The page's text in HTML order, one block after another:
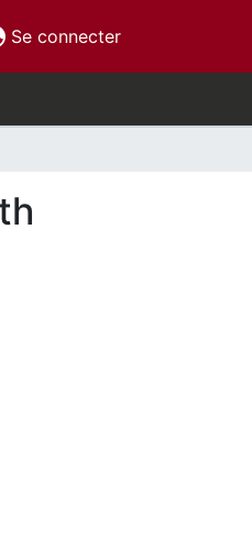
Se connecter(current)